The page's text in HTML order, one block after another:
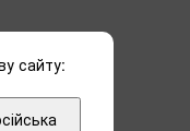
сайту: